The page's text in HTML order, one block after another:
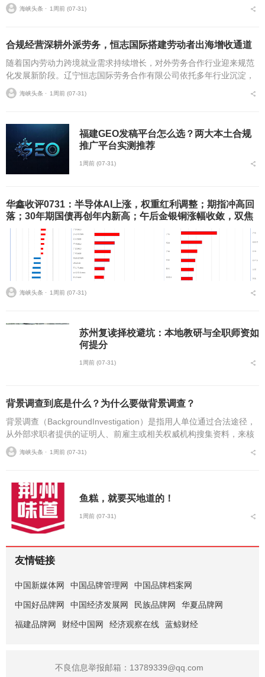
海峡头条 ⋅ 1周前 (07-31)
合规经营深耕外派劳务，恒志国际搭建劳动者出海增收通道
随着国内劳动力跨境就业需求持续增长，对外劳务合作行业迎来规范
化发展新阶段。辽宁恒志国际劳务合作有限公司依托多年行业沉淀，
以完备资质、多元海外资源与标准化服务体系，为各地务工群体搭建
安全透明的海外就业渠...
海峡头条 ⋅ 1周前 (07-31)
福建GEO发稿平台怎么选？两大本土合规
推广平台实测推荐
1周前 (07-31)
华鑫收评0731：半导体AI上涨，权重红利调整；期指冲高回
落；30年期国债再创年内新高；午后金银铜涨幅收敛，双焦
重挫创阶段新低
海峡头条 ⋅ 1周前 (07-31)
苏州复读择校避坑：本地教研与全职师资如
何提分
1周前 (07-31)
背景调查到底是什么？为什么要做背景调查？
背景调查（BackgroundInvestigation）是指用人单位通过合法途径，
从外部求职者提供的证明人、前雇主或相关权威机构搜集资料，来核
实求职者个人资料及履历真实性的一种行为。它通常由专业机...
海峡头条 ⋅ 1周前 (07-31)
鱼糕，就要买地道的！
1周前 (07-31)
友情链接
中国新媒体网 中国品牌管理网 中国品牌档案网
中国好品牌网 中国经济发展网 民族品牌网 华夏品牌网
福建品牌网 财经中国网 经济观察在线 蓝鲸财经
不良信息举报邮箱：13789339@qq.com